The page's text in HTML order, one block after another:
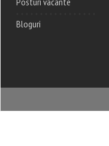
Bloguri